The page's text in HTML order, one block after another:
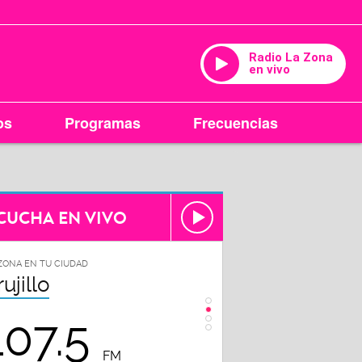
Radio La Zona
en vivo
Programas Frecuencias
EN VIVO
EN TU CIUDAD
FM 102.3